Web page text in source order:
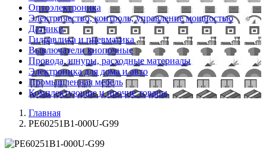
Оптоэлектроника
Электричество, контроль, управление мощностью
Датчики
Гидравлика и пневматика
Выключатели кнопочные
Провода, шнуры, расходные материалы
Электроника для дома и авто
Промышленная мебель
Комплектующие и прочие товары
Главная
PE60251B1-000U-G99